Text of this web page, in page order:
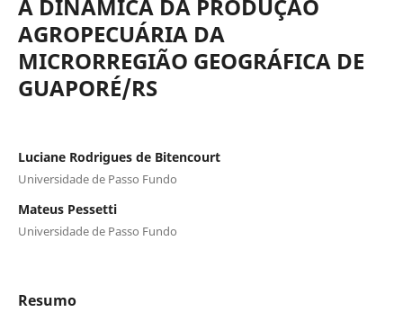
A DINÂMICA DA PRODUÇÃO
AGROPECUÁRIA DA
MICRORREGIÃO GEOGRÁFICA DE
GUAPORÉ/RS
Luciane Rodrigues de Bitencourt
Universidade de Passo Fundo
Mateus Pessetti
Universidade de Passo Fundo
Resumo